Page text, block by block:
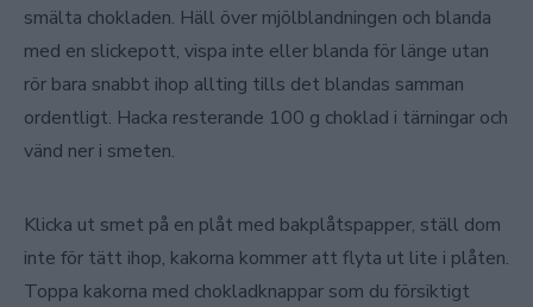
smälta chokladen. Häll över mjölblandningen och blanda
med en slickepott, vispa inte eller blanda för länge utan
rör bara snabbt ihop allting tills det blandas samman
ordentligt. Hacka resterande 100 g choklad i tärningar och
vänd ner i smeten.
Klicka ut smet på en plåt med bakplåtspapper, ställ dom
inte för tätt ihop, kakorna kommer att flyta ut lite i plåten.
Toppa kakorna med chokladknappar som du försiktigt